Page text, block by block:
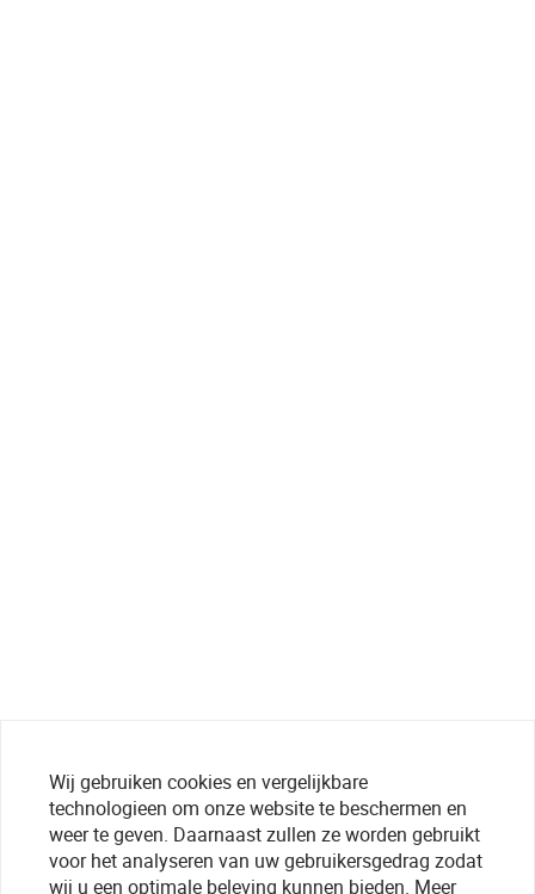
Wij gebruiken cookies en vergelijkbare
technologieen om onze website te beschermen en
weer te geven. Daarnaast zullen ze worden gebruikt
voor het analyseren van uw gebruikersgedrag zodat
wij u een optimale beleving kunnen bieden. Meer